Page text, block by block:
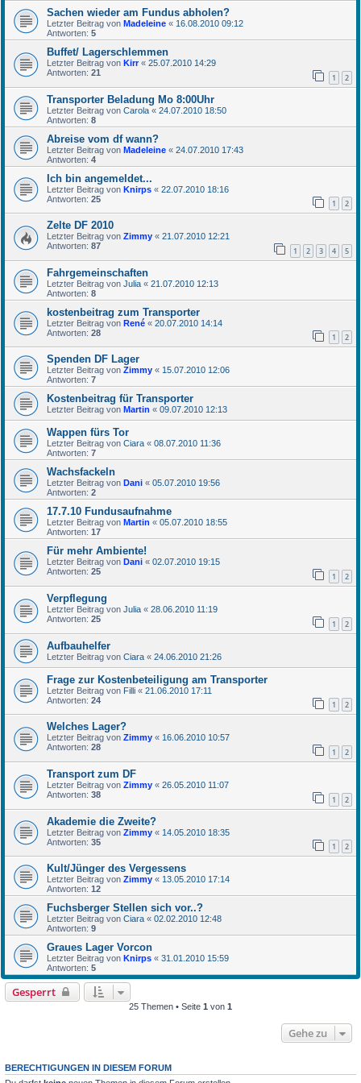
Sachen wieder am Fundus abholen?
Letzter Beitrag von Madeleine « 16.08.2010 09:12
Antworten: 5
Buffet/ Lagerschlemmen
Letzter Beitrag von Kirr« 25.07.2010 14:29
Antworten: 21 1 2
Transporter Beladung Mo 8:00Uhr
Letzter Beitrag von Carola « 24.07.2010 18:50
Antworten: 8
Abreise vom df wann?
Letzter Beitrag von Madeleine « 24.07.2010 17:43
Antworten: 4
Ich bin angemeldet...
Letzter Beitrag von Knirps « 22.07.2010 18:16
Antworten: 25 1 2
Zelte DF 2010
Letzter Beitrag von Zimmy « 21.07.2010 12:21
Antworten: 87 1 2 3 4 5
Fahrgemeinschaften
Letzter Beitrag von Julia « 21.07.2010 12:13
Antworten: 8
kostenbeitrag zum Transporter
Letzter Beitrag von René « 20.07.2010 14:14
Antworten: 28 1 2
Spenden DF Lager
Letzter Beitrag von Zimmy « 15.07.2010 12:06
Antworten: 7
Kostenbeitrag für Transporter
Letzter Beitrag von Martin « 09.07.2010 12:13
Wappen fürs Tor
Letzter Beitrag von Ciara « 08.07.2010 11:36
Antworten: 7
Wachsfackeln
Letzter Beitrag von Dani « 05.07.2010 19:56
Antworten: 2
17.7.10 Fundusaufnahme
Letzter Beitrag von Martin « 05.07.2010 18:55
Antworten: 17
Für mehr Ambiente!
Letzter Beitrag von Dani « 02.07.2010 19:15
Antworten: 25 1 2
Verpflegung
Letzter Beitrag von Julia « 28.06.2010 11:19
Antworten: 25 1 2
Aufbauhelfer
Letzter Beitrag von Ciara « 24.06.2010 21:26
Frage zur Kostenbeteiligung am Transporter
Letzter Beitrag von Filli « 21.06.2010 17:11
Antworten: 24 1 2
Welches Lager?
Letzter Beitrag von Zimmy « 16.06.2010 10:57
Antworten: 28 1 2
Transport zum DF
Letzter Beitrag von Zimmy « 26.05.2010 11:07
Antworten: 38 1 2
Akademie die Zweite?
Letzter Beitrag von Zimmy « 14.05.2010 18:35
Antworten: 35 1 2
Kult/Jünger des Vergessens
Letzter Beitrag von Zimmy « 13.05.2010 17:14
Antworten: 12
Fuchsberger Stellen sich vor..?
Letzter Beitrag von Ciara « 02.02.2010 12:48
Antworten: 9
Graues Lager Vorcon
Letzter Beitrag von Knirps « 31.01.2010 15:59
Antworten: 5
Gesperrt
25 Themen • Seite 1 von 1
Gehe zu
BERECHTIGUNGEN IN DIESEM FORUM